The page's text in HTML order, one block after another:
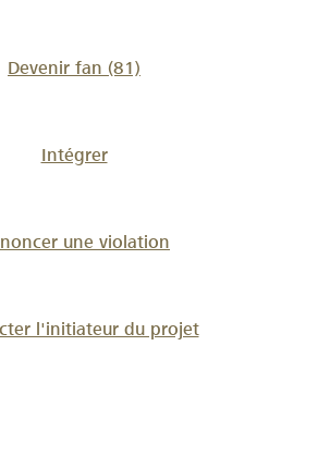
Devenir fan (81)
Intégrer
une violation
l'initiateur du projet